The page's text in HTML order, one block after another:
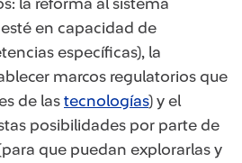
en capacidad de
específicas), la
marcos regulatorios que
de las tecnologías​) y el
posibilidades por parte de
que puedan explorarlas y